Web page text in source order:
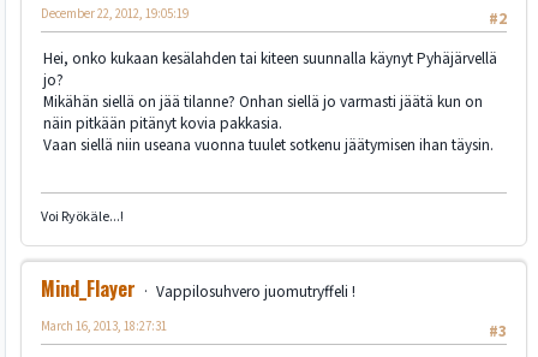
#2
December 22, 2012, 19:05:19
Hei, onko kukaan kesälahden tai kiteen suunnalla käynyt Pyhäjärvellä
jo?
Mikähän siellä on jää tilanne? Onhan siellä jo varmasti jäätä kun on
näin pitkään pitänyt kovia pakkasia.
Vaan siellä niin useana vuonna tuulet sotkenu jäätymisen ihan täysin.
Voi Ryökäle...!
Mind_Flayer
Vappilosuhvero juomutryffeli !
#3
March 16, 2013, 18:27:31